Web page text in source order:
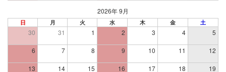
2026年 9月
日 月 火 水 木 金 土
30 31 1 2 3 4 5
6 7 8 9 10 11 12
13 14 15 16 17 18 19